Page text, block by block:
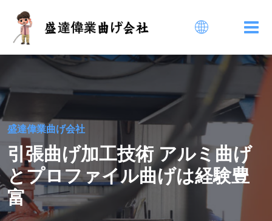
曲げアーク加工工業用アルミ
ニウム型材料引張曲げ品質が
よい